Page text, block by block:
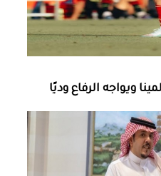
ويواجه الرفاع وديًا